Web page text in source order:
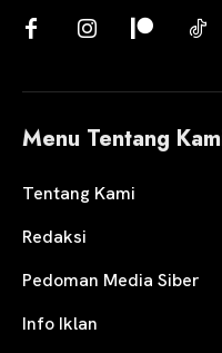
Menu Tentang
Tentang Kami
Redaksi
Pedoman Media Siber
Info Iklan